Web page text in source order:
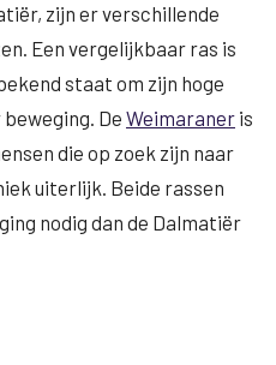
zijn er verschillende
Een vergelijkbaar ras is
staat om zijn hoge
De Weimaraner is
die op zoek zijn naar
uiterlijk. Beide rassen
nodig dan de Dalmatiër